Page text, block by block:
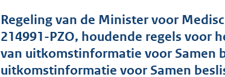
Regeling van de Minister voor
214991-PZO, houdende regels voor
van uitkomstinformatie voor Samen
uitkomstinformatie voor Samen